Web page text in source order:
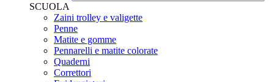
SCUOLA
Zaini trolley e valigette
Penne
Matite e gomme
Pennarelli e matite colorate
Quaderni
Correttori